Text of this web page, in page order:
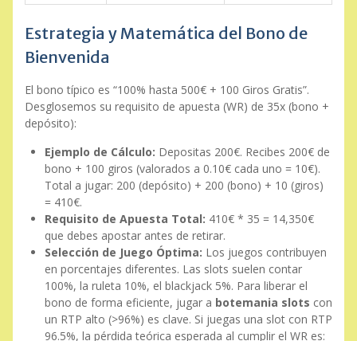
Estrategia y Matemática del Bono de
Bienvenida
El bono típico es “100% hasta 500€ + 100 Giros Gratis”.
Desglosemos su requisito de apuesta (WR) de 35x (bono +
depósito):
Ejemplo de Cálculo: Depositas 200€. Recibes 200€ de
bono + 100 giros (valorados a 0.10€ cada uno = 10€).
Total a jugar: 200 (depósito) + 200 (bono) + 10 (giros)
= 410€.
Requisito de Apuesta Total: 410€ * 35 = 14,350€
que debes apostar antes de retirar.
Selección de Juego Óptima: Los juegos contribuyen
en porcentajes diferentes. Las slots suelen contar
100%, la ruleta 10%, el blackjack 5%. Para liberar el
bono de forma eficiente, jugar a botemania slots con
un RTP alto (>96%) es clave. Si juegas una slot con RTP
96.5%, la pérdida teórica esperada al cumplir el WR es: